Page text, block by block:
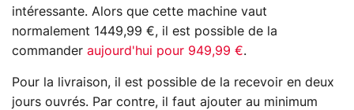
intéressante. Alors que cette machine vaut
normalement 1449,99 €, il est possible de la
commander aujourd'hui pour 949,99 €.
Pour la livraison, il est possible de la recevoir en deux
jours ouvrés. Par contre, il faut ajouter au minimum